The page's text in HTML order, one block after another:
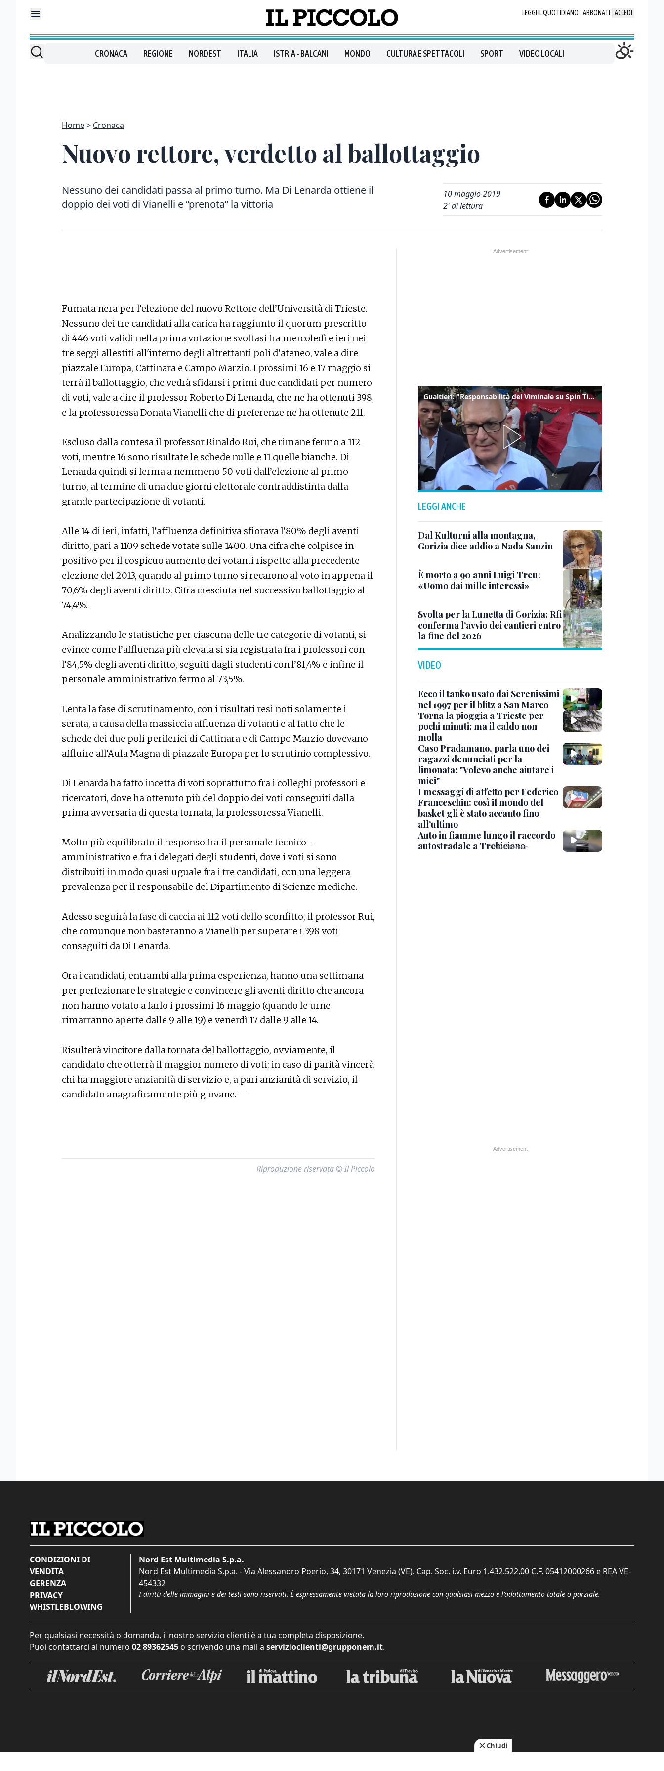
LEGGI IL QUOTIDIANO ABBONATI ACCEDI
CRONACA REGIONE NORDEST ITALIA ISTRIA - BALCANI MONDO CULTURA E SPETTACOLI SPORT VIDEO LOCALI
Home Cronaca
Nuovo rettore, verdetto al ballottaggio
Nessuno dei candidati passa al primo turno. Ma Di Lenarda ottiene il
doppio dei voti di Vianelli e “prenota” la vittoria
10 maggio 2019
2' di lettura
Fumata nera per l’elezione del nuovo Rettore dell’Università di Trieste.
Nessuno dei tre candidati alla carica ha raggiunto il quorum prescritto
di 446 voti validi nella prima votazione svoltasi fra mercoledì e ieri nei
tre seggi allestiti all'interno degli altrettanti poli d’ateneo, vale a dire
piazzale Europa, Cattinara e Campo Marzio. I prossimi 16 e 17 maggio si
terrà il ballottaggio, che vedrà sfidarsi i primi due candidati per numero
di voti, vale a dire il professor Roberto Di Lenarda, che ne ha ottenuti 398,
e la professoressa Donata Vianelli che di preferenze ne ha ottenute 211.
Escluso dalla contesa il professor Rinaldo Rui, che rimane fermo a 112
voti, mentre 16 sono risultate le schede nulle e 11 quelle bianche. Di
Lenarda quindi si ferma a nemmeno 50 voti dall’elezione al primo
turno, al termine di una due giorni elettorale contraddistinta dalla
grande partecipazione di votanti.
Alle 14 di ieri, infatti, l’affluenza definitiva sfiorava l’80% degli aventi
diritto, pari a 1109 schede votate sulle 1400. Una cifra che colpisce in
positivo per il cospicuo aumento dei votanti rispetto alla precedente
elezione del 2013, quando al primo turno si recarono al voto in appena il
70,6% degli aventi diritto. Cifra cresciuta nel successivo ballottaggio al
74,4%.
Analizzando le statistiche per ciascuna delle tre categorie di votanti, si
evince come l’affluenza più elevata si sia registrata fra i professori con
l’84,5% degli aventi diritto, seguiti dagli studenti con l’81,4% e infine il
personale amministrativo fermo al 73,5%.
Lenta la fase di scrutinamento, con i risultati resi noti solamente i
serata, a causa della massiccia affluenza di votanti e al fatto che le
schede dei due poli periferici di Cattinara e di Campo Marzio dovevano
affluire all’Aula Magna di piazzale Europa per lo scrutinio complessivo.
Di Lenarda ha fatto incetta di voti soprattutto fra i colleghi professori e
ricercatori, dove ha ottenuto più del doppio dei voti conseguiti dalla
prima avversaria di questa tornata, la professoressa Vianelli.
Molto più equilibrato il responso fra il personale tecnico –
amministrativo e fra i delegati degli studenti, dove i voti si sono
distribuiti in modo quasi uguale fra i tre candidati, con una leggera
prevalenza per il responsabile del Dipartimento di Scienze mediche.
Adesso seguirà la fase di caccia ai 112 voti dello sconfitto, il professor Rui,
che comunque non basteranno a Vianelli per superare i 398 voti
conseguiti da Di Lenarda.
Ora i candidati, entrambi alla prima esperienza, hanno una settimana
per perfezionare le strategie e convincere gli aventi diritto che ancora
non hanno votato a farlo i prossimi 16 maggio (quando le urne
rimarranno aperte dalle 9 alle 19) e venerdì 17 dalle 9 alle 14.
Risulterà vincitore dalla tornata del ballottaggio, ovviamente, il
candidato che otterrà il maggior numero di voti: in caso di parità vincerà
chi ha maggiore anzianità di servizio e, a pari anzianità di servizio, il
candidato anagraficamente più giovane. —
Riproduzione riservata © Il Piccolo
Gualtieri: "Responsabilità del Viminale su Spin Time? La posizione dei partiti è nota"
LEGGI ANCHE
Dal Kulturni alla montagna,
Gorizia dice addio a Nada Sanzin
È morto a 90 anni Luigi Treu:
«Uomo dai mille interessi»
Svolta per la Lunetta di Gorizia: Rfi
conferma l’avvio dei cantieri entro
la fine del 2026
VIDEO
Ecco il tanko usato dai Serenissimi
nel 1997 per il blitz a San Marco
Torna la pioggia a Trieste per
pochi minuti: ma il caldo non
molla
Caso Pradamano, parla uno dei
ragazzi denunciati per la
limonata: "Volevo anche aiutare i
miei"
I messaggi di affetto per Federico
Franceschin: così il mondo del
basket gli è stato accanto fino
all’ultimo
Auto in fiamme lungo il raccordo
autostradale a Trebiciano
CONDIZIONI DI
VENDITA
GERENZA
PRIVACY
WHISTLEBLOWING
Nord Est Multimedia S.p.a.
Nord Est Multimedia S.p.a. - Via Alessandro Poerio, 34, 30171 Venezia (VE). Cap. Soc. i.v. Euro 1.432.522,00 C.F. 05412000266 e REA VE-
454332
I diritti delle immagini e dei testi sono riservati. È espressamente vietata la loro riproduzione con qualsiasi mezzo e l'adattamento totale o parziale.
Per qualsiasi necessità o domanda, il nostro servizio clienti è a tua completa disposizione.
Puoi contattarci al numero 02 89362545 o scrivendo una mail a servizioclienti@grupponem.it.
Chiudi